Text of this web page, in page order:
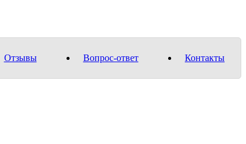
Отзывы Вопрос-ответ Контакты